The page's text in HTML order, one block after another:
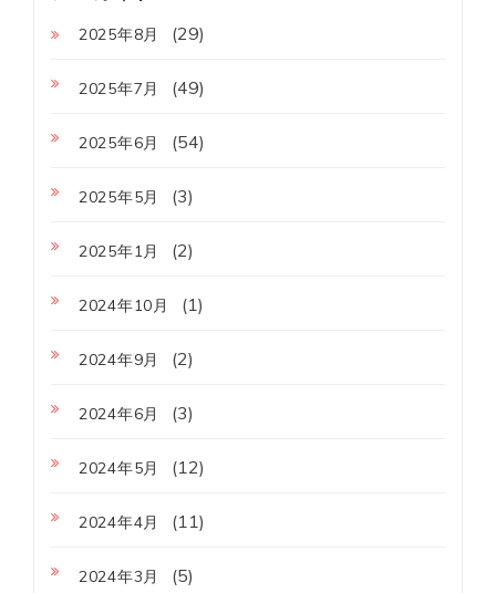
2025年8月 (29)
2025年7月 (49)
2025年6月 (54)
2025年5月 (3)
2025年1月 (2)
2024年10月 (1)
2024年9月 (2)
2024年6月 (3)
2024年5月 (12)
2024年4月 (11)
2024年3月 (5)